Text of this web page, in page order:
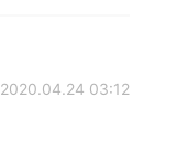
2020.04.24 03:12